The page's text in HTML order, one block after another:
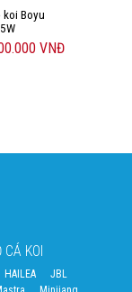
Boyu
VNĐ
CÁ KOI
HAILEA
JBL